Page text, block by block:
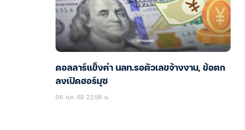
ดอลลาร์แข็งค่า นลท.รอตัวเลขจ้างงาน, ข้อตก
ลงเปิดฮอร์มุซ
06 ส.ค. 69 22:56 น.